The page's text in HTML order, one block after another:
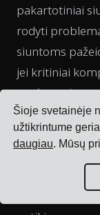
Šioje svetainėje
užtikrintume
daugiau. Mūsų
pakartotiniai
rodyti
siuntoms
jei kritiniai
pat įtempia
pretenzijos
kroviniai yra
krovinių, jei
rodikliai, kita
tvarkymą ir